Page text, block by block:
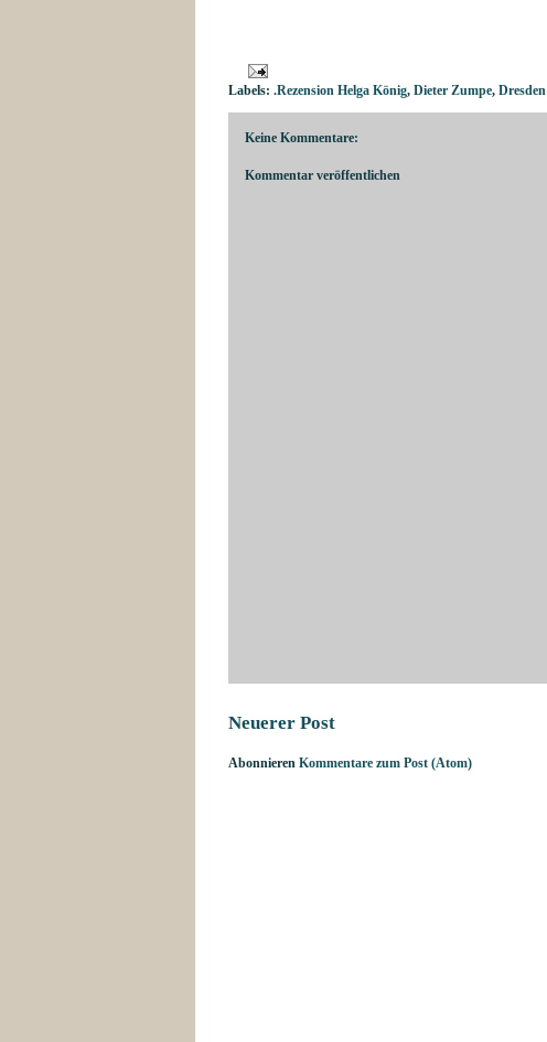
Labels: .Rezension Helga König, Dieter Zumpe, Dresden
Keine Kommentare:
Kommentar veröffentlichen
Neuerer Post
Abonnieren Kommentare zum Post (Atom)